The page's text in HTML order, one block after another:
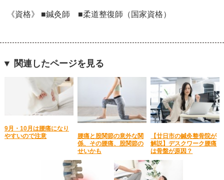
《資格》 ■鍼灸師 ■柔道整復師（国家資格）
▼ 関連したページを見る
9月・10月は腰痛になり
やすいので注意
腰痛と股関節の意外な関
係、その腰痛、股関節の
せいかも
【廿日市の鍼灸整骨院が
解説】デスクワーク腰痛
は骨盤が原因？